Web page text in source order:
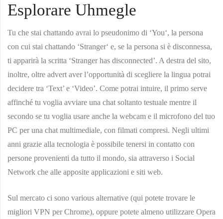
Esplorare Uhmegle
Tu che stai chattando avrai lo pseudonimo di ‘You‘, la persona
con cui stai chattando ‘Stranger‘ e, se la persona si è disconnessa,
ti apparirà la scritta ‘Stranger has disconnected’. A destra del sito,
inoltre, oltre advert aver l’opportunità di scegliere la lingua potrai
decidere tra ‘Text’ e ‘Video’. Come potrai intuire, il primo serve
affinché tu voglia avviare una chat soltanto testuale mentre il
secondo se tu voglia usare anche la webcam e il microfono del tuo
PC per una chat multimediale, con filmati compresi. Negli ultimi
anni grazie alla tecnologia è possibile tenersi in contatto con
persone provenienti da tutto il mondo, sia attraverso i Social
Network che alle apposite applicazioni e siti web.
Sul mercato ci sono various alternative (qui potete trovare le
migliori VPN per Chrome), oppure potete almeno utilizzare Opera